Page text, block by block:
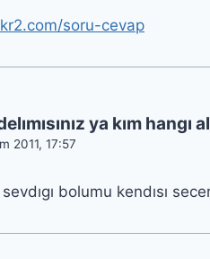
soru-cevap
ya kım hangı
2011, 17:57
bolumu kendısı